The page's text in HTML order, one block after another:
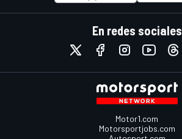
En redes sociales
Motor1.com
Motorsportjobs.com